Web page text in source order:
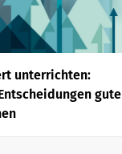
unterrichten:
gute